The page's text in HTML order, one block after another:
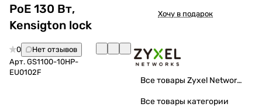
PoE 130 Вт,
Kensigton lock
0
Нет отзывов
Арт. GS1100-10HP-
EU0102F
Хочу в подарок
Все товары Zyxel Networks
Все товары категории